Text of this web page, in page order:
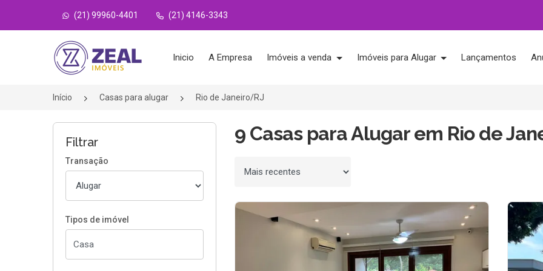
(21) 99960-4401 (21) 4146-3343
Página inicial
Inicio A Empresa Imóveis a venda Imóveis para Alugar Lançamentos
Início Casas para alugar Rio de Janeiro/RJ
Filtrar
Transação
Tipos de imóvel
9 Casas para Alugar em Rio de
Ordenar por